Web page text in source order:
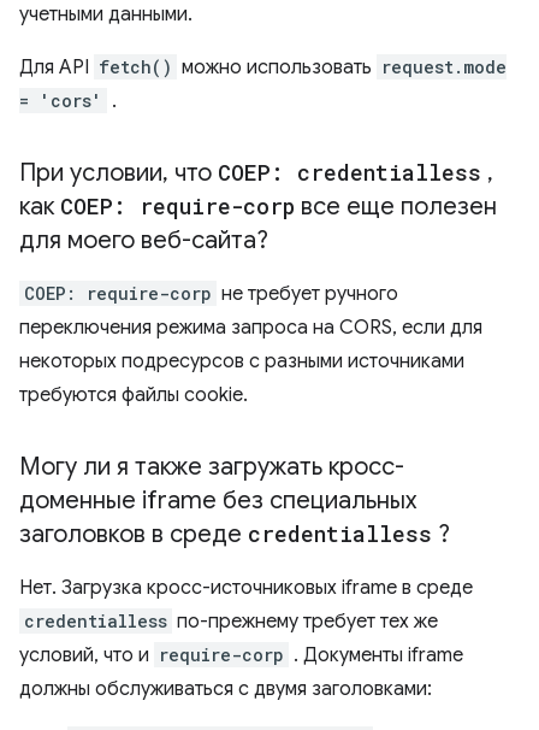
учетными данными.
Для API fetch() можно использовать request.mode
= 'cors'
.
При условии, что COEP: credentialless ,
как COEP: require-corp все еще полезен
для моего веб-сайта?
COEP: require-corp не требует ручного
переключения режима запроса на CORS, если для
некоторых подресурсов с разными источниками
требуются файлы cookie.
Могу ли я также загружать кросс-
доменные iframe без специальных
заголовков в среде credentialless ?
Нет. Загрузка кросс-источниковых iframe в среде
credentialless по-прежнему требует тех же
условий, что и require-corp . Документы iframe
должны обслуживаться с двумя заголовками: